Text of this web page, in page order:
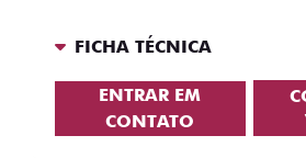
FICHA TÉCNICA
ENTRAR EM
CONTATO